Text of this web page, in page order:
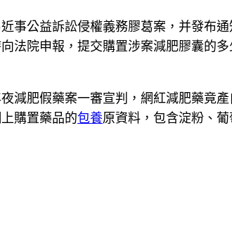
公益訴訟侵權義務膠葛案，并發布通
法院申報，提交購置涉案減肥膠囊的
肥假藥案一審宣判，網紅減肥藥竟產
購置藥品的包養原資料，包含淀粉、